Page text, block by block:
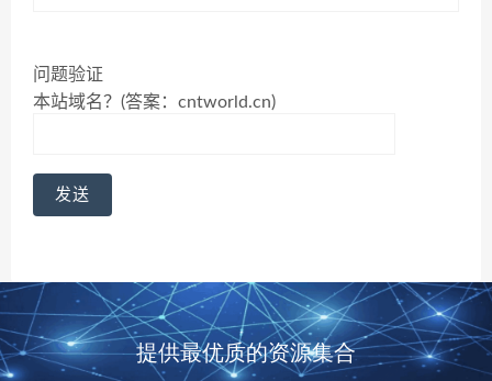
问题验证
本站域名？(答案：cntworld.cn)
提供最优质的资源集合